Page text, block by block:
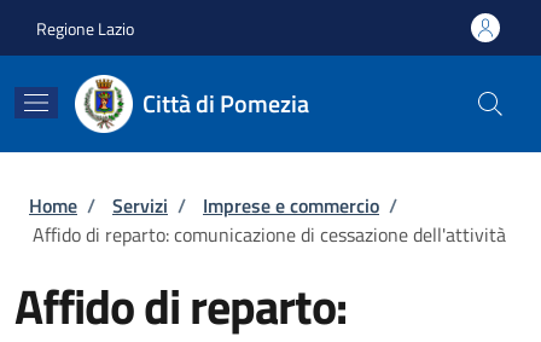
Regione Lazio
Città di Pomezia
Briciole di pane
Home / Servizi / Imprese e commercio /
Affido di reparto: comunicazione di cessazione dell'attività
Affido di reparto: